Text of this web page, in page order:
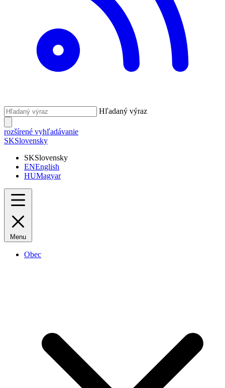
Hľadaný výraz
rozšírené vyhľadávanie
SKSlovensky
SKSlovensky
ENEnglish
HUMagyar
Menu
Obec